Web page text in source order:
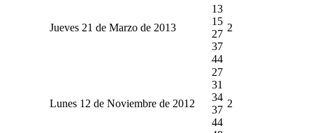
Jueves 21 de Marzo de 2013
13
15
27
37
44
2
Lunes 12 de Noviembre de 2012
27
31
34
37
44
2